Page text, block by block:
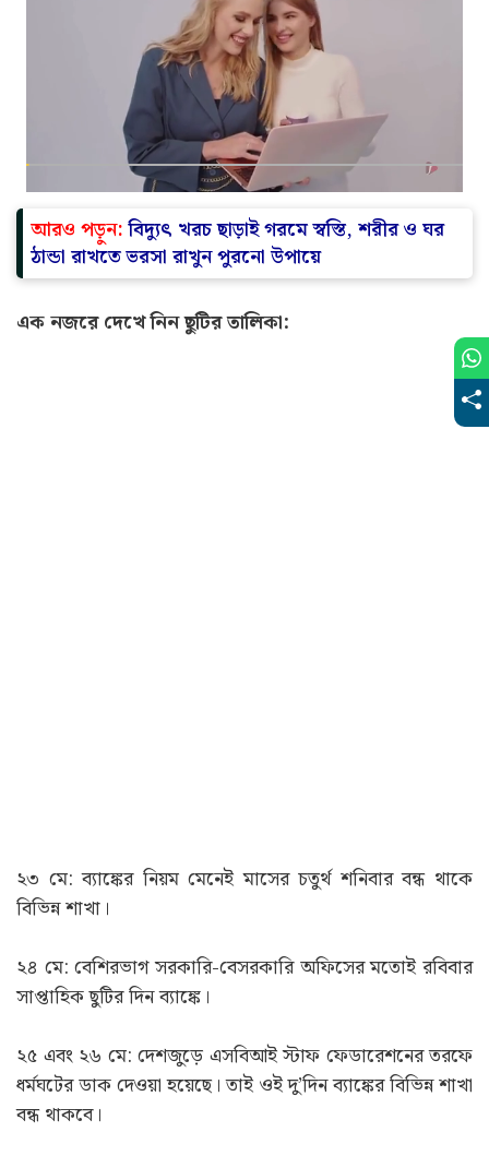
আরও পড়ুন:বিদ্যুৎ খরচ ছাড়াই গরমে স্বস্তি, শরীর ও ঘর
ঠান্ডা রাখতে ভরসা রাখুন পুরনো উপায়ে
এক নজরে দেখে নিন ছুটির তালিকা:
২৩ মে: ব্যাঙ্কের নিয়ম মেনেই মাসের চতুর্থ শনিবার বন্ধ থাকে
বিভিন্ন শাখা।
২৪ মে: বেশিরভাগ সরকারি-বেসরকারি অফিসের মতোই রবিবার
সাপ্তাহিক ছুটির দিন ব্যাঙ্কে।
২৫ এবং ২৬ মে: দেশজুড়ে এসবিআই স্টাফ ফেডারেশনের তরফে
ধর্মঘটের ডাক দেওয়া হয়েছে। তাই ওই দু’দিন ব্যাঙ্কের বিভিন্ন শাখা
বন্ধ থাকবে।